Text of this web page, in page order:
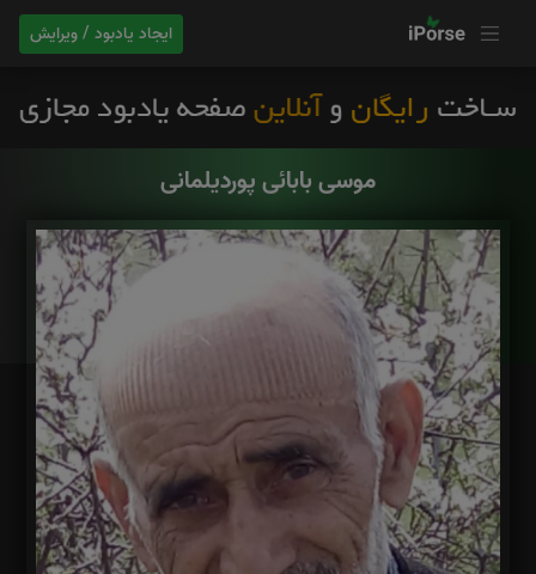
ایجاد یادبود / ویرایش
موسی بابائی پوردیلمانی